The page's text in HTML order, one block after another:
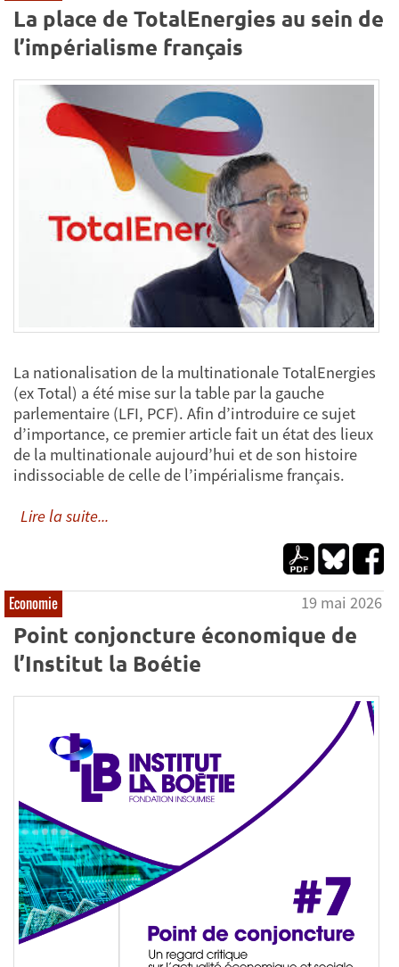
La place de TotalEnergies au sein de
l’impérialisme français
La nationalisation de la multinationale TotalEnergies
(ex Total) a été mise sur la table par la gauche
parlementaire (LFI, PCF). Afin d’introduire ce sujet
d’importance, ce premier article fait un état des lieux
de la multinationale aujourd’hui et de son histoire
indissociable de celle de l’impérialisme français.
Lire la suite...
Economie 19 mai 2026
Point conjoncture économique de
l’Institut la Boétie